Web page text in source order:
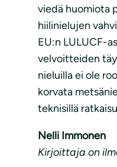
viedä huomiota
hiilinielujen
EU:n LULUCF-
velvoitteiden
nieluilla ei ole
korvata
teknisillä
Nelli Immonen
Kirjoittaja on